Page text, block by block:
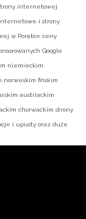
internetowej
i strony
w Porębie ceny
Google
niemieckim
norweskim fińskim
austriackim
chorwackim strony
i upusty oraz duże